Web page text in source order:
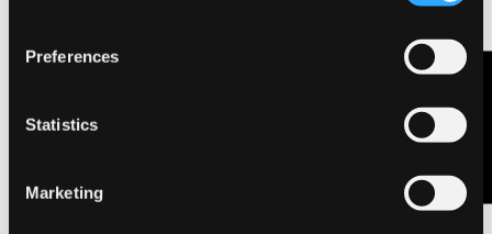
Preferences
Statistics
Marketing
Contattaci